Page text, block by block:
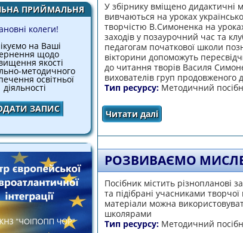
ПРИЙМАЛЬНЯ
колеги!
на Ваші
щодо
якості
методичного
освітньої
діяльності
ЗАПИС
У збірнику вміщено дидактичні
вивчаються на уроках
творчістю В.Симоненка на
заходів у позаурочний час та
педагогам початкової школи
вікторини допоможуть
до читання творів Василя
вихователів груп продовженого
Тип ресурсу: Методичний
Читати далі
про
РОЗВИВАЄМО
Посібник містить різнопланові
та підібрані учасниками
матеріали можна
школярами
Тип ресурсу: Методичний